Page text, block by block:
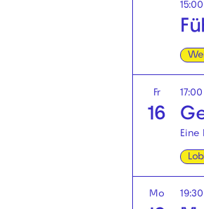
15:00
Fr
16
17:00
Eine
Mo 19:30